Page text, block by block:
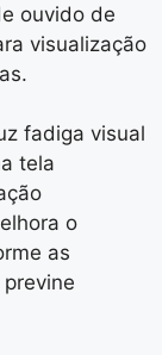
ouvido de
visualização
fadiga visual
tela
o
as